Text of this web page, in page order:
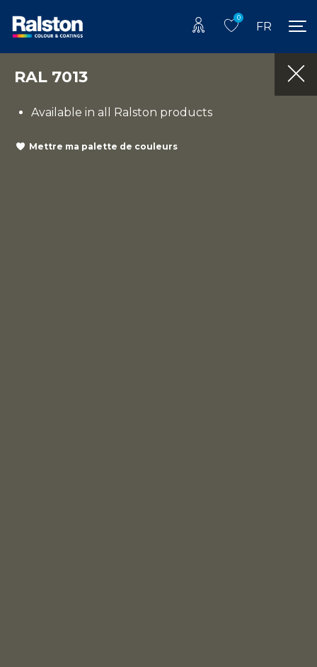
0
FR
RAL 7013
Available in all Ralston products
Mettre ma palette de couleurs